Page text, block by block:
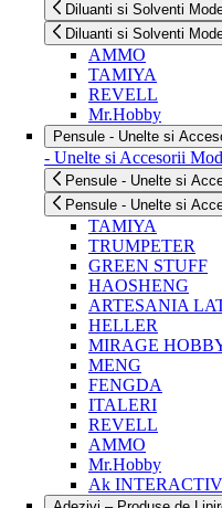
Diluanti si Solventi
Diluanti si Solventi
AMMO
TAMIYA
REVELL
Mr.Hobby
Pensule - Unelte si
- Unelte si Accesorii
Pensule - Unelte si
Pensule - Unelte si
TAMIYA
TRUMPETER
GREEN STUFF
HAOSHENG
ARTESANIA
HELLER
MIRAGE
MENG
FENGDA
ITALERI
REVELL
AMMO
Mr.Hobby
Ak